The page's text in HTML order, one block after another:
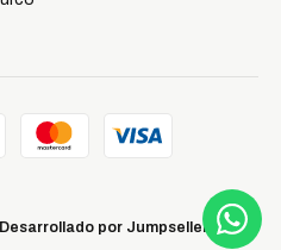
Desarrollado por Jumpseller